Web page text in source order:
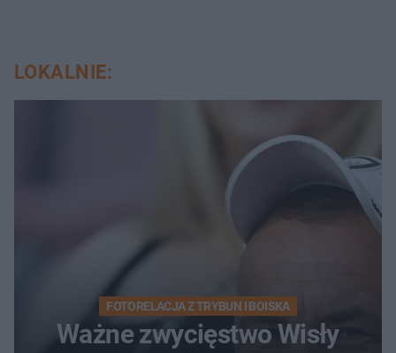
LOKALNIE:
FOTORELACJA Z TRYBUN I BOISKA
Ważne zwycięstwo Wisły